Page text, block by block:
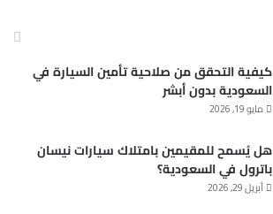
كيفية التحقق من صلاحية تأمين السيارة في
السعودية بدون أبشر
مايو 19, 2026
هل يُسمح للمقيمين بامتلاك سيارات نيسان
باترول في السعودية؟
أبريل 29, 2026